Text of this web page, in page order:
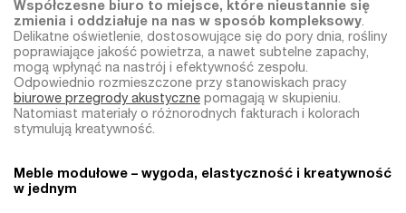
Współczesne biuro to miejsce, które nieustannie się
zmienia i oddziałuje na nas w sposób kompleksowy.
Delikatne oświetlenie, dostosowujące się do pory dnia, rośliny
poprawiające jakość powietrza, a nawet subtelne zapachy,
mogą wpłynąć na nastrój i efektywność zespołu.
Odpowiednio rozmieszczone przy stanowiskach pracy
biurowe przegrody akustyczne pomagają w skupieniu.
Natomiast materiały o różnorodnych fakturach i kolorach
stymulują kreatywność.
Meble modułowe – wygoda, elastyczność i kreatywność
w jednym